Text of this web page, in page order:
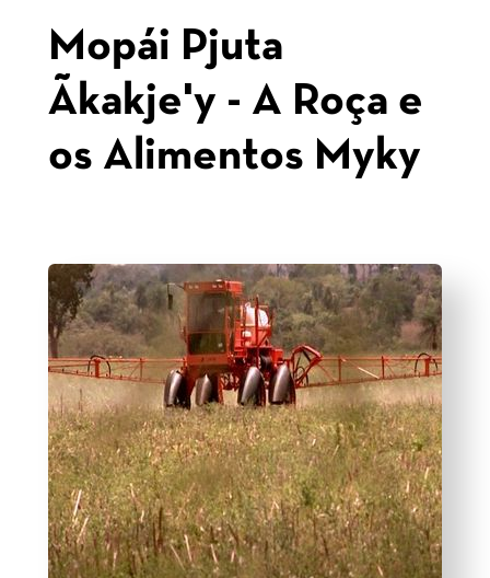
Mopái Pjuta
Ãkakje'y - A Roça e
os Alimentos Myky